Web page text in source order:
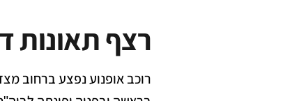
רצף תאונות
רוכב אופנוע נפצע ברחוב